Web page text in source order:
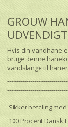
GROUW
Hvis din vandhane
bruge denne
vandslange til
Sikker betaling
100 Procent Dansk